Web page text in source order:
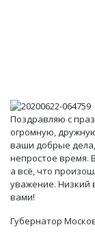
Поздравляю с
огромную,
ваши добрые
непростое время.
а всё, что
уважение. Низкий
вами!
Губернатор